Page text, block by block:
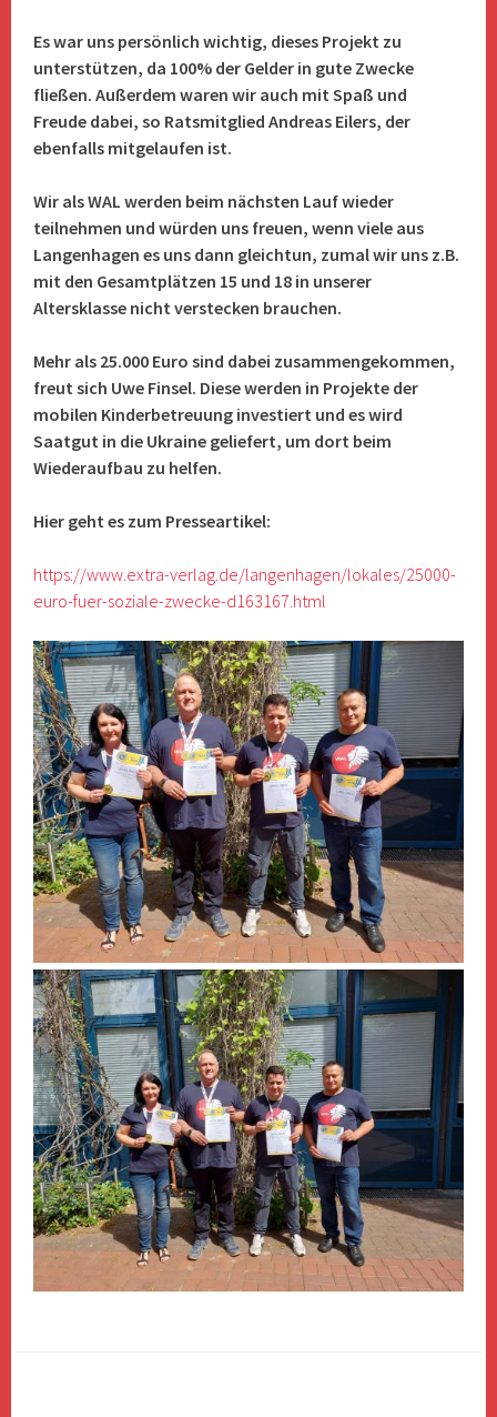
Es war uns persönlich wichtig, dieses Projekt zu
unterstützen, da 100% der Gelder in gute Zwecke
fließen. Außerdem waren wir auch mit Spaß und
Freude dabei, so Ratsmitglied Andreas Eilers, der
ebenfalls mitgelaufen ist.
Wir als WAL werden beim nächsten Lauf wieder
teilnehmen und würden uns freuen, wenn viele aus
Langenhagen es uns dann gleichtun, zumal wir uns z.B.
mit den Gesamtplätzen 15 und 18 in unserer
Altersklasse nicht verstecken brauchen.
Mehr als 25.000 Euro sind dabei zusammengekommen,
freut sich Uwe Finsel. Diese werden in Projekte der
mobilen Kinderbetreuung investiert und es wird
Saatgut in die Ukraine geliefert, um dort beim
Wiederaufbau zu helfen.
Hier geht es zum Presseartikel:
https://www.extra-verlag.de/langenhagen/lokales/25000-
euro-fuer-soziale-zwecke-d163167.html